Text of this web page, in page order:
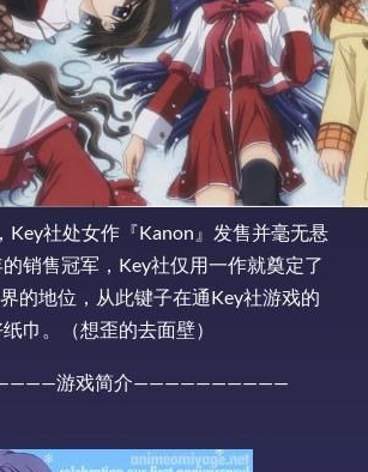
Key社处女作『Kanon』发售并毫无悬
销售冠军，Key社仅用一作就奠定了
的地位，从此键子在通Key社游戏的
巾。（想歪的去面壁）
游戏简介——————————